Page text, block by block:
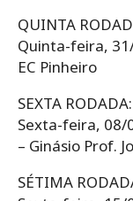
QUINTA
Quinta-feira, 31/
EC Pinheiro
SEXTA RODADA:
Sexta-feira, 08/
– Ginásio Prof.
SÉTIMA